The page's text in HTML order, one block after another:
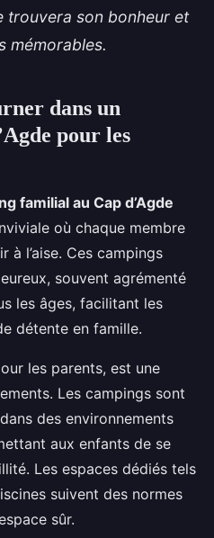
trouvera son bonheur et
mémorables.
dans un
pour les
familial au Cap d’Agde
où chaque membre
à l’aise. Ces campings
souvent agrémenté
les âges, facilitant les
détente en famille.
les parents, est une
Les campings sont
des environnements
aux enfants de se
Les espaces dédiés tels
suivent des normes
sûr.